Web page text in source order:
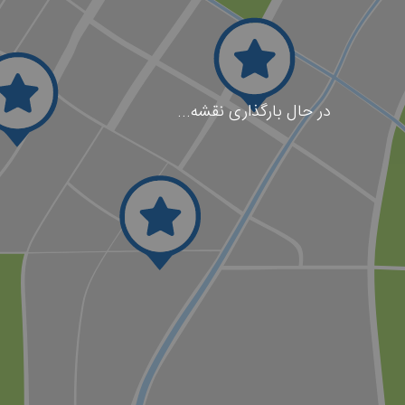
در حال بارگذاری نقشه...